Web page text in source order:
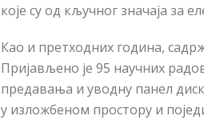
које су од кључног значаја за
Као и претходних година,
Пријављено је 95 научних
предавања и уводну панел
у изложбеном простору и